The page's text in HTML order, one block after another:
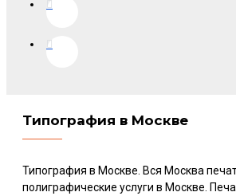
Типография в Москве
Типография в Москве. Вся Москва
полиграфические услуги в Москве.